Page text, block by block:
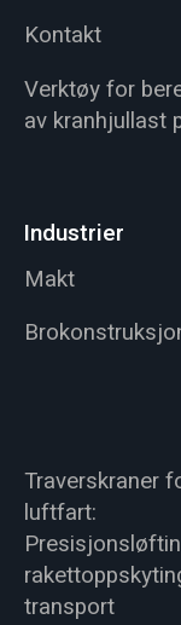
Kontakt
Verktøy for
av kranhjullast
Industrier
Makt
Traverskraner
luftfart:
transport